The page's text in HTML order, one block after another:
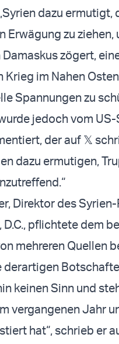
dazu
Erwägung zu
zögert,
Krieg im Nahen
Spannungen zu
jedoch vom
der auf 𝕏
dazu ermutigen,
Direktor des
pflichtete dem
mehreren Quellen
derartigen
keinen Sinn und
vergangenen Jahr
hat“, schrieb er